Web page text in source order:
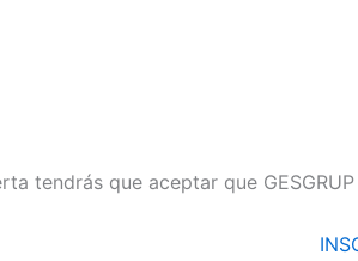
tendrás que aceptar que